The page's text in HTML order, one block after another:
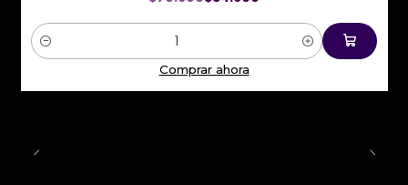
Cantidad
Comprar ahora